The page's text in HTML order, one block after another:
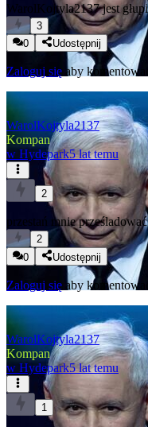
WarolKojtyla2137 jest
3
0
Udostępnij
Zaloguj się aby komentować
WarolKojtyla2137
Kompan
w Hydepark5 lat temu
2
przestań mnie
2
0
Udostępnij
Zaloguj się aby komentować
WarolKojtyla2137
Kompan
w Hydepark5 lat temu
1